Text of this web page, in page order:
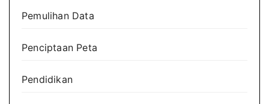
Pemulihan Data
Penciptaan Peta
Pendidikan